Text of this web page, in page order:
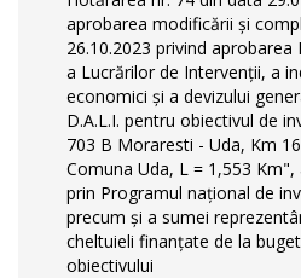
aprobarea modificării şi
26.10.2023 privind
a Lucrărilor de Intervenții, a
economici și a devizului
D.A.L.I. pentru obiectivul de
703 B Moraresti - Uda, Km
Comuna Uda, L = 1,553
prin Programul național de
precum și a sumei
cheltuieli finanțate de la
obiectivului